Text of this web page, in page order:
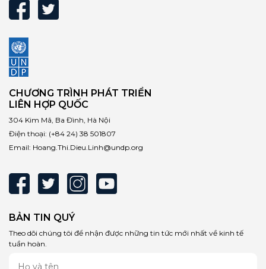
CHƯƠNG TRÌNH PHÁT TRIỂN
LIÊN HỢP QUỐC
304 Kim Mã, Ba Đình, Hà Nội
Điện thoại: (+84 24) 38 501807
Email: Hoang.Thi.Dieu.Linh@undp.org
BẢN TIN QUÝ
Theo dõi chúng tôi để nhận được những tin tức mới nhất về kinh tế
tuần hoàn.